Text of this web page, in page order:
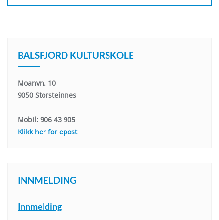
BALSFJORD KULTURSKOLE
Moanvn. 10
9050 Storsteinnes
Mobil: 906 43 905
Klikk her for epost
INNMELDING
Innmelding